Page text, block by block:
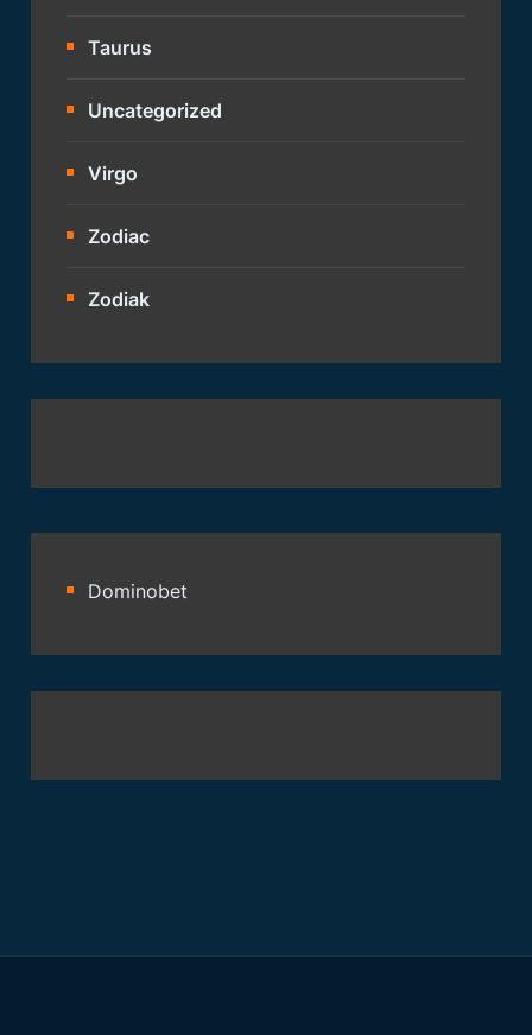
Taurus
Uncategorized
Virgo
Zodiac
Zodiak
Dominobet